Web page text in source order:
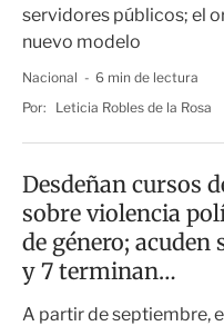
servidores públicos; el
nuevo modelo
Nacional
6 min de lectura
Por:
Leticia Robles de la Rosa
Desdeñan cursos
sobre violencia
de género; acuden
y 7 terminan
capacitación
A partir de septiembre,